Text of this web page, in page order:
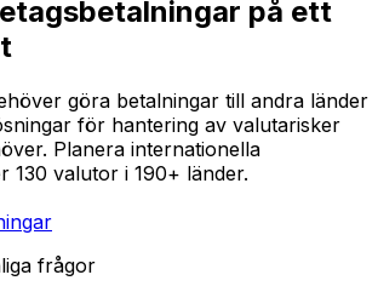
på ett
göra betalningar till andra länder
för hantering av valutarisker
Planera internationella
130 valutor i 190+ länder.
frågor